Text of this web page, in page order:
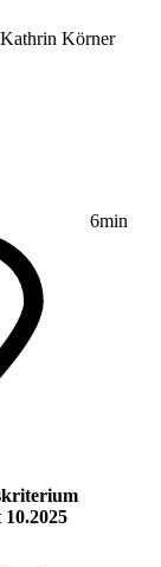
Kathrin Körner
6min